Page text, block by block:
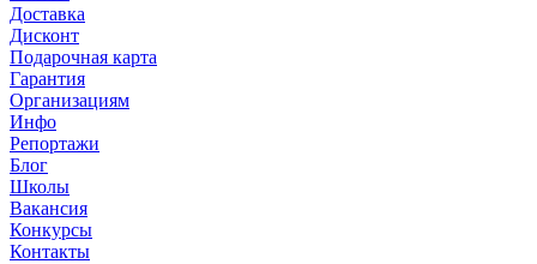
Доставка
Дисконт
Подарочная карта
Гарантия
Организациям
Инфо
Репортажи
Блог
Школы
Вакансия
Конкурсы
Контакты